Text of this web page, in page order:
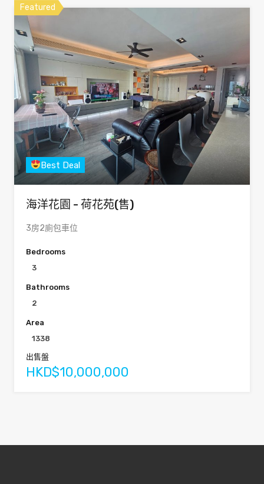
Featured
Best Deal
海洋花園 - 荷花苑(售)
3房2廁包車位
Bedrooms
3
Bathrooms
2
Area
1338
出售盤
HKD$10,000,000